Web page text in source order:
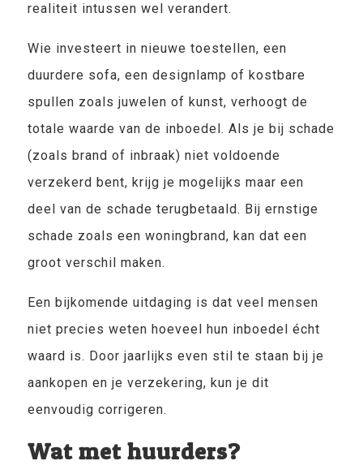
realiteit intussen wel verandert.
Wie investeert in nieuwe toestellen, een
duurdere sofa, een designlamp of kostbare
spullen zoals juwelen of kunst, verhoogt de
totale waarde van de inboedel. Als je bij schade
(zoals brand of inbraak) niet voldoende
verzekerd bent, krijg je mogelijks maar een
deel van de schade terugbetaald. Bij ernstige
schade zoals een woningbrand, kan dat een
groot verschil maken.
Een bijkomende uitdaging is dat veel mensen
niet precies weten hoeveel hun inboedel écht
waard is. Door jaarlijks even stil te staan bij je
aankopen en je verzekering, kun je dit
eenvoudig corrigeren.
Wat met huurders?